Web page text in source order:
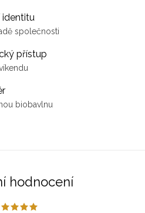
identitu
společnosti
přístup
biobavlnu
hodnocení